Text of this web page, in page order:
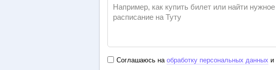
Соглашаюсь на обработку персональных данных и